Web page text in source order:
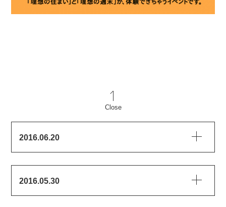
Close
2016.06.20
2016.05.30